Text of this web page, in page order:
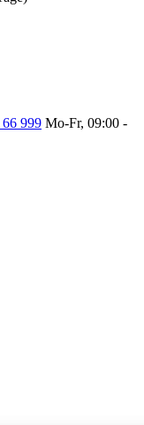
999 Mo-Fr, 09:00 -